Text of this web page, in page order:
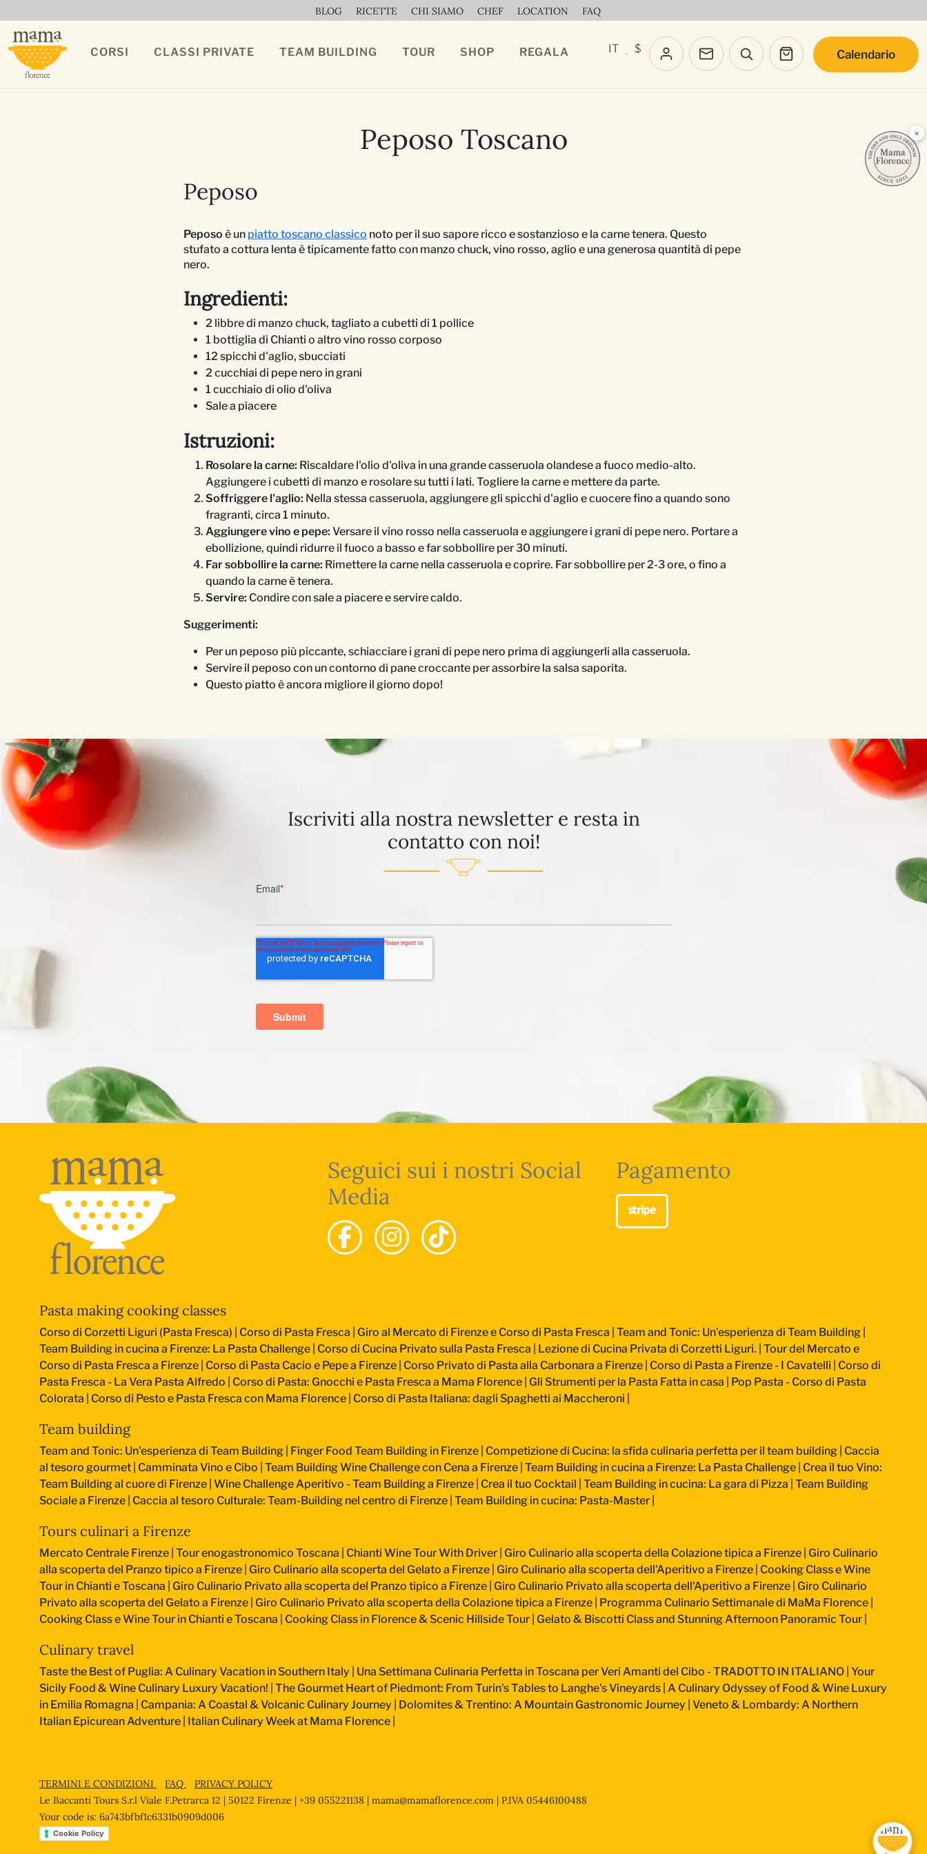
BLOG RICETTE CHI SIAMO CHEF LOCATION FAQ
CORSI CLASSI PRIVATE TEAM BUILDING TOUR SHOP REGALA IT · $ Calendario
Peposo Toscano
Peposo
Peposo è un piatto toscano classico noto per il suo sapore ricco e sostanzioso e la carne tenera. Questo
stufato a cottura lenta è tipicamente fatto con manzo chuck, vino rosso, aglio e una generosa quantità di pepe
nero.
Ingredienti:
2 libbre di manzo chuck, tagliato a cubetti di 1 pollice
1 bottiglia di Chianti o altro vino rosso corposo
12 spicchi d'aglio, sbucciati
2 cucchiai di pepe nero in grani
1 cucchiaio di olio d'oliva
Sale a piacere
Istruzioni:
Rosolare la carne: Riscaldare l'olio d'oliva in una grande casseruola olandese a fuoco medio-alto.
Aggiungere i cubetti di manzo e rosolare su tutti i lati. Togliere la carne e mettere da parte.
Soffriggere l'aglio: Nella stessa casseruola, aggiungere gli spicchi d'aglio e cuocere fino a quando sono
fragranti, circa 1 minuto.
Aggiungere vino e pepe: Versare il vino rosso nella casseruola e aggiungere i grani di pepe nero. Portare a
ebollizione, quindi ridurre il fuoco a basso e far sobbollire per 30 minuti.
Far sobbollire la carne: Rimettere la carne nella casseruola e coprire. Far sobbollire per 2-3 ore, o fino a
quando la carne è tenera.
Servire: Condire con sale a piacere e servire caldo.
Suggerimenti:
Per un peposo più piccante, schiacciare i grani di pepe nero prima di aggiungerli alla casseruola.
Servire il peposo con un contorno di pane croccante per assorbire la salsa saporita.
Questo piatto è ancora migliore il giorno dopo!
Iscriviti alla nostra newsletter e resta in
contatto con noi!
Seguici sui i nostri Social
Media
Pagamento
Pasta making cooking classes
Corso di Corzetti Liguri (Pasta Fresca) Corso di Pasta Fresca Giro al Mercato di Firenze e Corso di Pasta Fresca Team and Tonic: Un'esperienza di Team Building
Team Building in cucina a Firenze: La Pasta Challenge Corso di Cucina Privato sulla Pasta Fresca Lezione di Cucina Privata di Corzetti Liguri. Tour del Mercato e
Corso di Pasta Fresca a Firenze Corso di Pasta Cacio e Pepe a Firenze Corso Privato di Pasta alla Carbonara a Firenze Corso di Pasta a Firenze - I Cavatelli
Corso di
Pasta Fresca - La Vera Pasta Alfredo
Corso di Pasta: Gnocchi e Pasta Fresca a Mama Florence Gli Strumenti per la Pasta Fatta in casa
Pop Pasta - Corso di Pasta
Colorata
Corso di Pesto e Pasta Fresca con Mama Florence Corso di Pasta Italiana: dagli Spaghetti ai Maccheroni
Team building
Team and Tonic: Un'esperienza di Team Building Finger Food Team Building in Firenze Competizione di Cucina: la sfida culinaria perfetta per il team building Caccia
al tesoro gourmet Camminata Vino e Cibo Team Building Wine Challenge con Cena a Firenze Team Building in cucina a Firenze: La Pasta Challenge Crea il tuo Vino:
Team Building al cuore di Firenze Wine Challenge Aperitivo - Team Building a Firenze Crea il tuo Cocktail Team Building in cucina: La gara di Pizza Team Building
Sociale a Firenze Caccia al tesoro Culturale: Team-Building nel centro di Firenze Team Building in cucina: Pasta-Master
Tours culinari a Firenze
Mercato Centrale Firenze | Tour enogastronomico Toscana Chianti Wine Tour With Driver Giro Culinario alla scoperta della Colazione tipica a Firenze Giro Culinario
alla scoperta del Pranzo tipico a Firenze Giro Culinario alla scoperta del Gelato a Firenze Giro Culinario alla scoperta dell'Aperitivo a Firenze Cooking Class e Wine
Tour in Chianti e Toscana
Giro Culinario Privato alla scoperta del Pranzo tipico a Firenze Giro Culinario Privato alla scoperta dell'Aperitivo a Firenze Giro Culinario
Privato alla scoperta del Gelato a Firenze Giro Culinario Privato alla scoperta della Colazione tipica a Firenze Programma Culinario Settimanale di MaMa Florence
Cooking Class e Wine Tour in Chianti e Toscana
Cooking Class in Florence & Scenic Hillside Tour Gelato & Biscotti Class and Stunning Afternoon Panoramic Tour
Culinary travel
Taste the Best of Puglia: A Culinary Vacation in Southern Italy Una Settimana Culinaria Perfetta in Toscana per Veri Amanti del Cibo - TRADOTTO IN ITALIANO Your
Sicily Food & Wine Culinary Luxury Vacation! The Gourmet Heart of Piedmont: From Turin's Tables to Langhe's Vineyards A Culinary Odyssey of Food & Wine Luxury
in Emilia Romagna
Campania: A Coastal & Volcanic Culinary Journey Dolomites & Trentino: A Mountain Gastronomic Journey Veneto & Lombardy: A Northern
Italian Epicurean Adventure Italian Culinary Week at Mama Florence
TERMINI E CONDIZIONI FAQ
PRIVACY POLICY
Le Baccanti Tours S.r.l Viale F.Petrarca 12 | 50122 Firenze | +39 055221138 | mama@mamaflorence.com | P.IVA 05446100488
Your code is: 6a743bfbf1c6331b0909d006
Cookie Policy
×